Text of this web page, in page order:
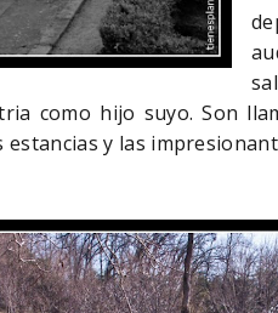
como hijo suyo. Son
estancias y las